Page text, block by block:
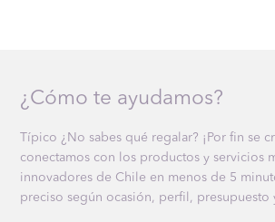
¿Cómo te ayudamos?
Típico ¿No sabes qué regalar? ¡Por fin se
conectamos con los productos y servicios
innovadores de Chile en menos de 5
preciso según ocasión, perfil, presupuesto